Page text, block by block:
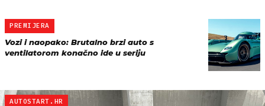
PREMIJERA
Vozi i naopako: Brutalno brzi auto s
ventilatorom konačno ide u seriju
AUTOSTART.HR